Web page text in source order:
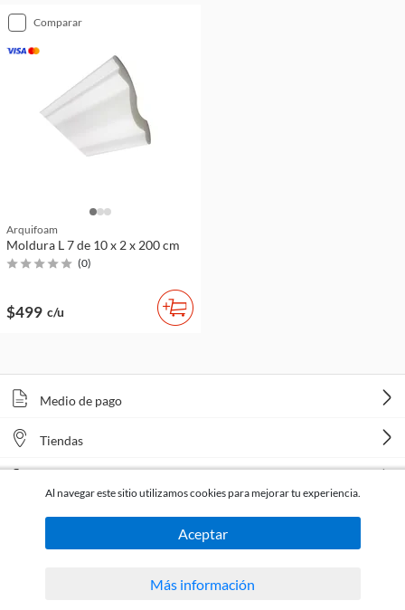
comparar
Arquifoam
Moldura L 7 de 10 x 2 x 200 cm
(0)
$499 c/u
Medio de pago
Tiendas
Todos los derechos reservados Homecenter Sodimac S.A. | R.U.T. 216996650015.
Al navegar este sitio utilizamos cookies para mejorar tu experiencia.
Aceptar
Más información